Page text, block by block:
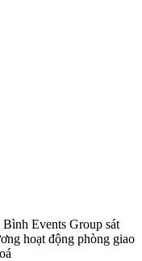
Bình Events Group sát
hoạt động phòng giao